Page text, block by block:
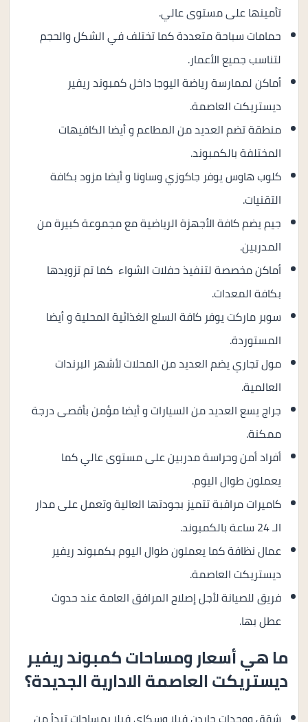
تأمينها على مستوى عالي.
حمامات سباحة متعددة كما تختلف في الشكل والحجم
لتناسب جميع الأعمار.
أماكن لممارسة رياضة اليوجا داخل كمبوند ريفير
ديستريكت العاصمة.
منطقة تضم العديد من المطاعم و أيضا الكافيهات
المختلفة بالكمبوند.
كلوب هاوس يوفر جاكوزي وساونا و أيضا مزود بكافة
التقنيات.
جيم يضم كافة الأجهزة الرياضية مع مجموعة كبيرة من
المدربين.
أماكن مخصصة لتنفيذ حفلات الشواء كما تم تزويدها
بكافة المعدات.
سوبر ماركت يوفر كافة السلع الغذائية المحلية و أيضا
المستوردة.
مول تجاري يضم العديد من المحلات لأشهر البرندات
العالمية.
جراج يسع العديد من السيارات و أيضا مؤمن بأقصى درجة
ممكنة.
أفراد أمن وحراسة مدربين على مستوى عالي كما
يعملون طوال اليوم.
كاميرات مراقبة تتميز بجودتها العالية وتعمل على مدار
الـ 24 ساعة بالكمبوند.
عمال نظافة كما يعملون طوال اليوم بكمبوند ريفير
ديستريكت العاصمة.
فريق للصيانة لأجل إصلاح المرافق العامة عند حدوث
عطل بها.
ما هي أسعار ومساحات كمبوند ريفير
ديستريكت العاصمة الادارية الجديدة؟